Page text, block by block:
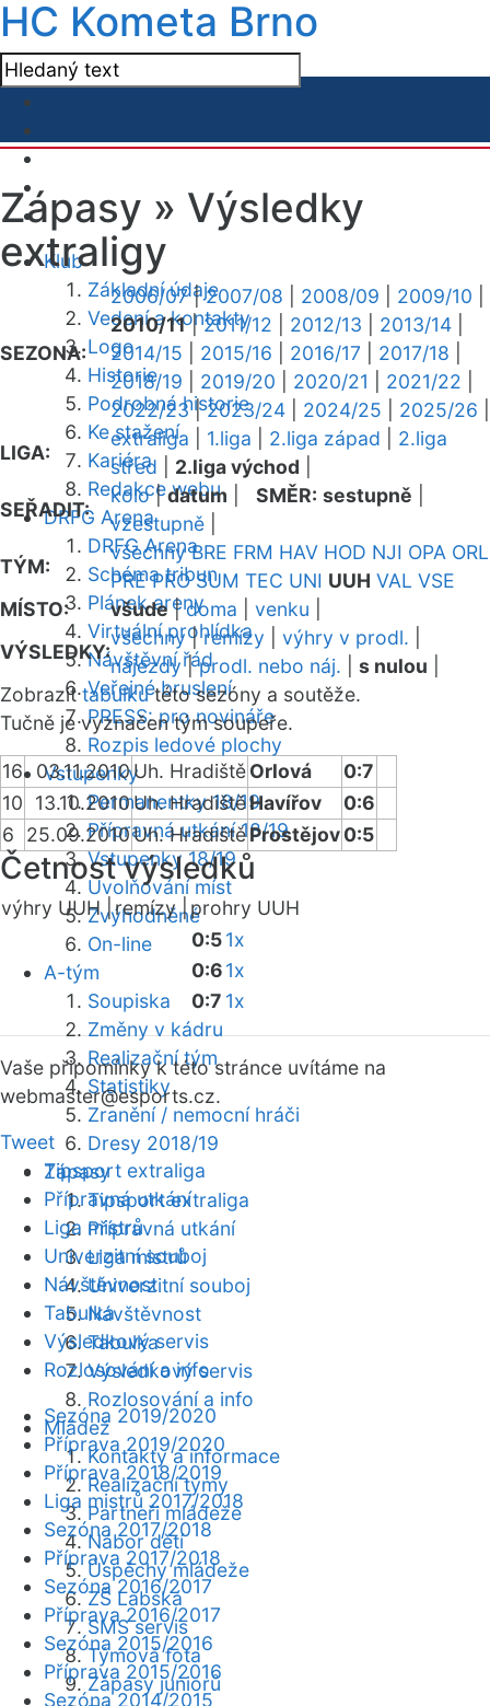
HC Kometa Brno
Klub
Základní údaje
Vedení a kontakty
Logo
Historie
Podrobná historie
Ke stažení
Kariéra
Redakce webu
DRFG Arena
DRFG Arena
Schéma tribun
Plánek areny
Virtuální prohlídka
Návštěvní řád
Veřejné bruslení
PRESS: pro novináře
Rozpis ledové plochy
Vstupenky
Permanentky 18/19
Přípravná utkání 18/19
Vstupenky 18/19
Uvolňování míst
Zvýhodněné
On-line
A-tým
Soupiska
Změny v kádru
Realizační tým
Statistiky
Zranění / nemocní hráči
Dresy 2018/19
Zápasy
Tipsport extraliga
Přípravná utkání
Liga mistrů
Univerzitní souboj
Návštěvnost
Tabulka
Výsledkový servis
Rozlosování a info
Mládež
Kontakty a informace
Realizační týmy
Partneři mládeže
Nábor dětí
Úspěchy mládeže
ZŠ Labská
SMS servis
Týmová fota
Zápasy juniorů
Zápasy » Výsledky
extraligy
SEZONA:
2006/07|2007/08 2008/09 2009/10
2010/11|2011/12 2012/13 2013/14
2014/15
2015/16 2016/17 2017/18
2018/19
2019/20 2020/21 2021/22
2022/23|2023/24 2024/25 2025/26
LIGA:
extraliga 1.liga 2.liga západ
2.liga
střed
2.liga východ
SEŘADIT:
kolo|datum SMĚR: sestupně
vzestupně
TÝM:
všechny BRE FRM HAV HOD NJI OPA ORL
PRE PRO SUM TEC UNI UUH VAL VSE
MÍSTO:
všude|doma venku
VÝSLEDKY:
všechny|remízy výhry v prodl.
nájezdy|prodl. nebo náj. s nulou
Zobrazittabulkutéto sezóny a soutěže.
Tučně je vyznačen tým soupeře.
16 03.11.2010Uh. HradištěOrlová
0:7
10
13.10.2010Uh. HradištěHavířov
0:6
6
25.09.2010Uh. HradištěProstějov0:5
Četnost výsledků
výhry UUH |remízy |prohry UUH
0:51x
0:61x
0:7 1x
Vaše připomínky k této stránce uvítáme na
webmaster@esports.cz.
Tweet
Tipsport extraliga
Přípravná utkání
Liga mistrů
Univerzitní souboj
Návštěvnost
Tabulka
Výsledkový servis
Rozlosování a info
Sezóna 2019/2020
Příprava 2019/2020
Příprava 2018/2019
Liga mistrů 2017/2018
Sezóna 2017/2018
Příprava 2017/2018
Sezóna 2016/2017
Příprava 2016/2017
Sezóna 2015/2016
Příprava 2015/2016
Sezóna 2014/2015